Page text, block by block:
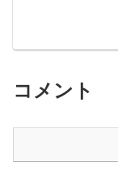
コメント